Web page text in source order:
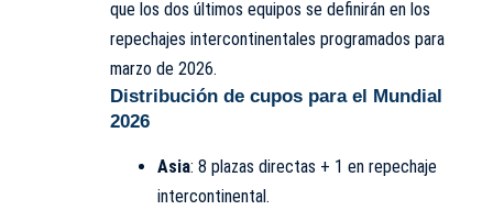
que los dos últimos equipos se definirán en los
repechajes intercontinentales programados para
marzo de 2026.
Distribución de cupos para el Mundial
2026
Asia: 8 plazas directas + 1 en repechaje
intercontinental.